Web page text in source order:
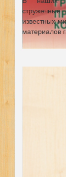
известных
материалов